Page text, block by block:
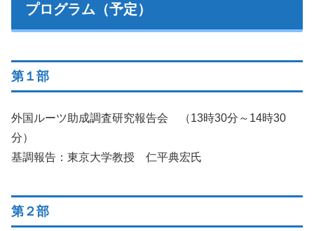
プログラム（予定）
第１部
外国ルーツ助成調査研究報告会 （13時30分～14時30
分）
基調報告：東京大学教授 仁平典宏氏
第２部